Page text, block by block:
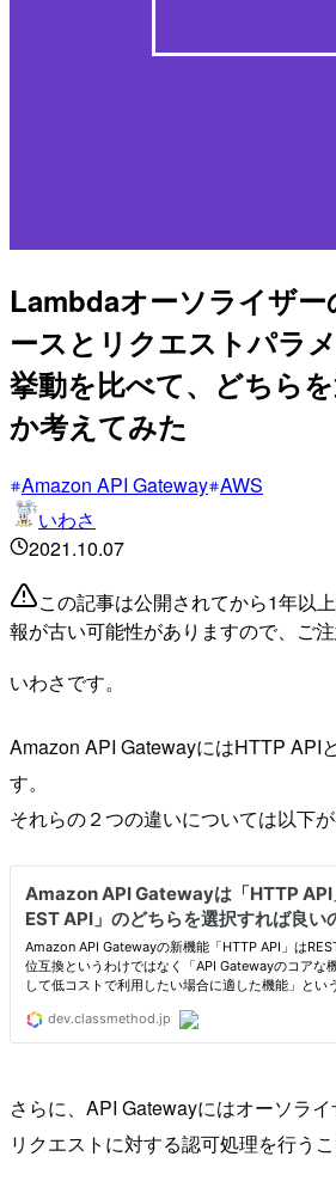
Lambdaオーソライザ
ースとリクエストパラ
挙動を比べて、どちら
か考えてみた
Amazon API Gateway AWS
いわさ
2021.10.07
この記事は公開されてから1年以
報が古い可能性がありますので、ご注
いわさです。
Amazon API GatewayにはHTTP API
す。
それらの２つの違いについては以下が
さらに、API Gatewayにはオーソライ
リクエストに対する認可処理を行うこ